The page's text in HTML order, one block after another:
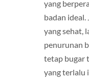
yang
badan ideal.
yang sehat,
penurunan
tetap bugar
yang terlalu